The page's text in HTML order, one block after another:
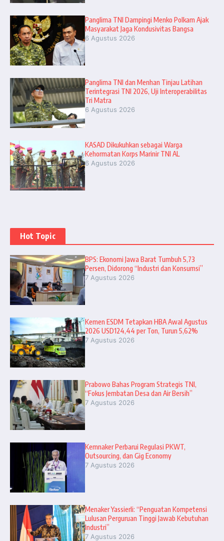
Panglima TNI Dampingi Menko Polkam Ajak
Masyarakat Jaga Kondusivitas Bangsa
6 Agustus 2026
Panglima TNI dan Menhan Tinjau Latihan
Terintegrasi TNI 2026, Uji Interoperabilitas
Tri Matra
6 Agustus 2026
KASAD Dikukuhkan sebagai Warga
Kehormatan Korps Marinir TNI AL
6 Agustus 2026
Hot Topic
BPS: Ekonomi Jawa Barat Tumbuh 5,73
Persen, Didorong “Industri dan Konsumsi”
7 Agustus 2026
Kemen ESDM Tetapkan HBA Awal Agustus
2026 USD124,44 per Ton, Turun 5,62%
7 Agustus 2026
Prabowo Bahas Program Strategis TNI,
“Fokus Jembatan Desa dan Air Bersih”
7 Agustus 2026
Kemnaker Perbarui Regulasi PKWT,
Outsourcing, dan Gig Economy
7 Agustus 2026
Menaker Yassierli: “Penguatan Kompetensi
Lulusan Perguruan Tinggi Jawab Kebutuhan
Industri”
7 Agustus 2026